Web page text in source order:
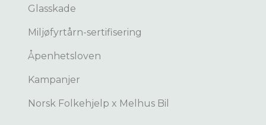
Glasskade
Miljøfyrtårn-sertifisering
Åpenhetsloven
Kampanjer
Norsk Folkehjelp x Melhus Bil